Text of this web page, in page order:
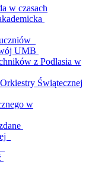
w czasach
UMB
z Podlasia w
Świątecznej
w